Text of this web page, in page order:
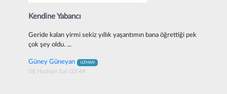
Kendine Yabancı
Geride kalan yirmi sekiz yıllık yaşantımın bana öğrettiği pek
çok şey oldu. ...
Güney Güneyan UZMAN
08 Haziran Salı 03:44